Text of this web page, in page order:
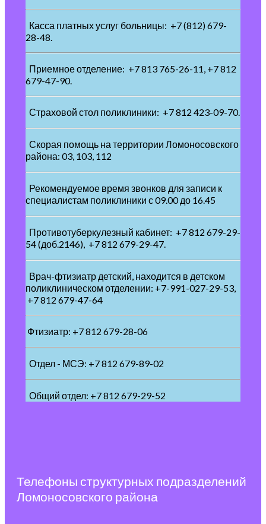
Касса платных услуг больницы: +7 (812) 679-
28-48.
Приемное отделение: +7 813 765-26-11, +7 812
679-47-90.
Страховой стол поликлиники: +7 812 423-09-70.
Скорая помощь на территории Ломоносовского
района: 03, 103, 112
Рекомендуемое время звонков для записи к
специалистам поликлиники с 09.00 до 16.45
Противотуберкулезный кабинет: +7 812 679-29-
54 (доб.2146), +7 812 679-29-47.
Врач-фтизиатр детский, находится в детском
поликлиническом отделении: +7-991-027-29-53,
+7 812 679-47-64
Фтизиатр: +7 812 679-28-06
Отдел - МСЭ: +7 812 679-89-02
Общий отдел: +7 812 679-29-52
Телефоны структурных подразделений
Ломоносовского района